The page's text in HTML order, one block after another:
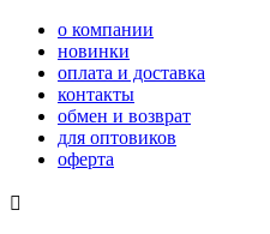
о компании
новинки
оплата и доставка
контакты
обмен и возврат
для оптовиков
оферта
